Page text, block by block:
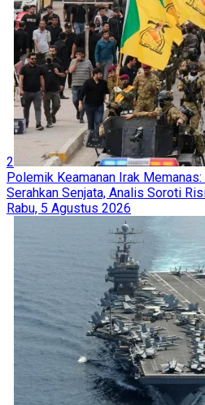
2
Polemik Keamanan Irak
Serahkan Senjata, Analis Soroti
Rabu, 5 Agustus 2026